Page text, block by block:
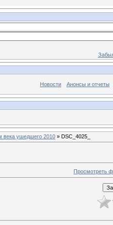
Новости Анонсы и отчеты
века ушедшего 2010 » DSC_4025_
Просмотреть